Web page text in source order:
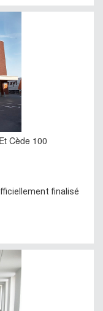
Cède 100
finalisé